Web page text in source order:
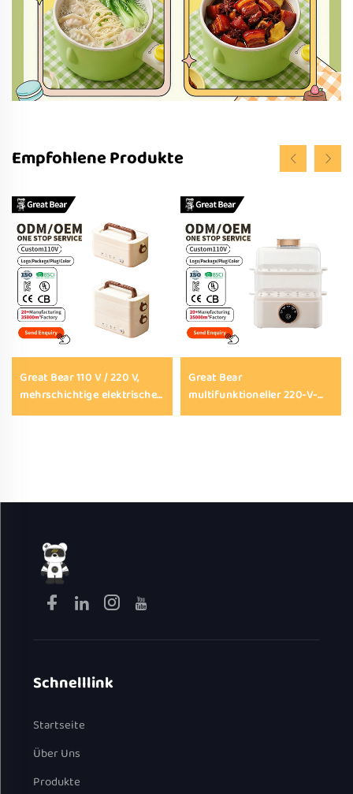
Empfohlene Produkte
Great Bear 110 V / 220 V,
mehrschichtige elektrische
Bento-Box aus Edelstahl
Great Bear
multifunktioneller 220-V-
Eierdampfgarer mit
Schnelllink
Startseite
Über Uns
Produkte